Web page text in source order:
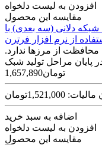
افزودن به لیست دلخواه
مقایسه این محصول
شبکه دلانی (سه بعدی) با
از نرم افزار فرترن
از مرزها ندارد.
1,657,890تومان
اضافه به سبد خرید
افزودن به لیست دلخواه
مقایسه این محصول